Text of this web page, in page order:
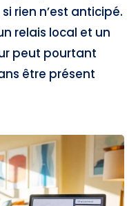
rien n’est anticipé.
relais local et un
peut pourtant
être présent